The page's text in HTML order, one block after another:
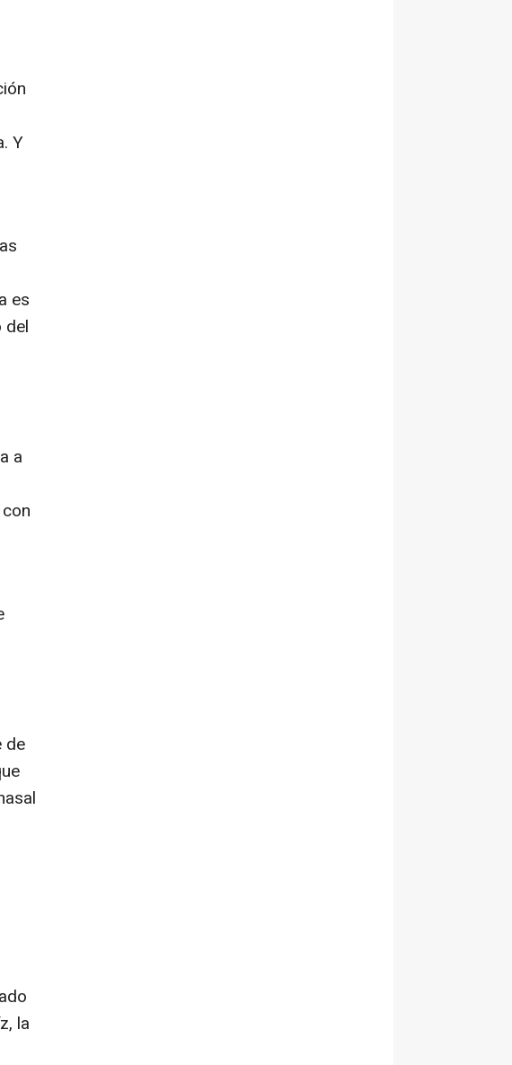
Y
es
del
a
de
la